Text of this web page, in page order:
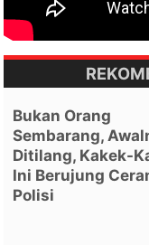
Bukan Orang
Sembarang,
Ditilang, Kakek-
Ini Berujung
Polisi